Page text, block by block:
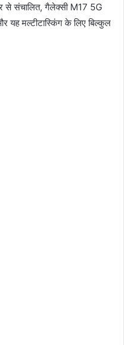
से संचालित, गैलेक्सी M17 5G
यह मल्टीटास्किंग के लिए बिल्‍कुल